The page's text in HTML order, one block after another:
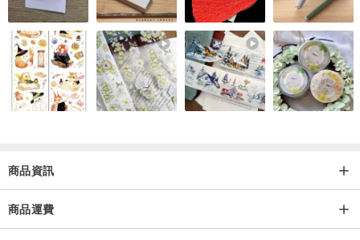
* 深：約22cm
* 高：約21cm
收納盒內尺寸
* 高：約13cm
⸻
商品資訊
商品運費